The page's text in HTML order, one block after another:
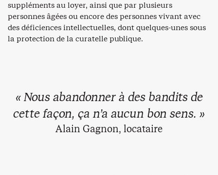
suppléments au loyer, ainsi que par plusieurs
personnes âgées ou encore des personnes vivant avec
des déficiences intellectuelles, dont quelques-unes sous
la protection de la curatelle publique.
« Nous abandonner à des bandits de
cette façon, ça n’a aucun bon sens. »
Alain Gagnon, locataire